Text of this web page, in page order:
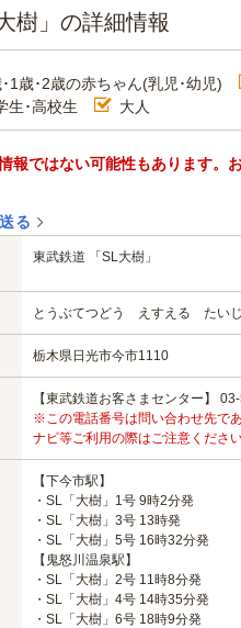
樹」の詳細情報
1歳･2歳の赤ちゃん(乳児･幼児)
生･高校生
大人
報ではない可能性もあります。
る
東武鉄道 「SL大樹」
とうぶてつどう えすえる たい
栃木県日光市今市1110
【東武鉄道お客さまセンター】
※この電話番号は問い合わせ先で
ナビ等ご利用の際はご注意ください
【下今市駅】
・SL「大樹」1号 9時2分発
・SL「大樹」3号 13時発
・SL「大樹」5号 16時32分発
【鬼怒川温泉駅】
・SL「大樹」2号 11時8分発
・SL「大樹」4号 14時35分発
・SL「大樹」6号 18時9分発